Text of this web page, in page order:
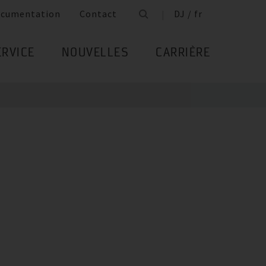
Contact DJ / fr
NOUVELLES CARRIÈRE